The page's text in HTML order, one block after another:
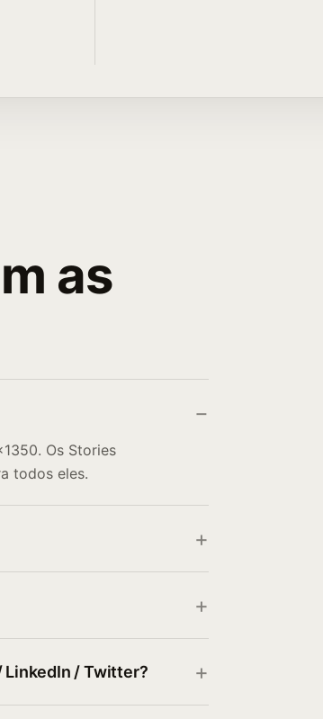
as
Os Stories
todos eles.
LinkedIn / Twitter?